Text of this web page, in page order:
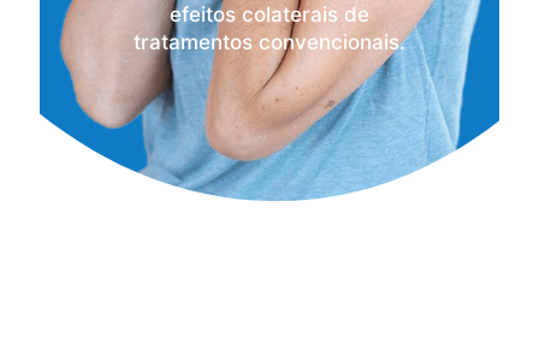
efeitos colaterais de
tratamentos convencionais.